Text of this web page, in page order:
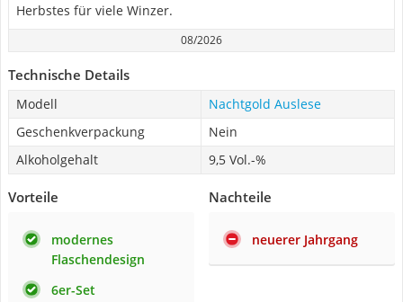
Herbstes für viele Winzer.
08/2026
Technische Details
Modell
Nachtgold Auslese
Geschenkverpackung
Nein
Alkoholgehalt
9,5 Vol.-%
Vorteile
modernes
Flaschendesign
6er-Set
Nachteile
neuerer Jahrgang